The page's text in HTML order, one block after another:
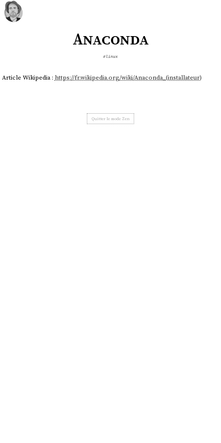
Anaconda
#linux
Article Wikipedia : https://fr.wikipedia.org/wiki/Anaconda_(installateur)
Quitter le mode Zen